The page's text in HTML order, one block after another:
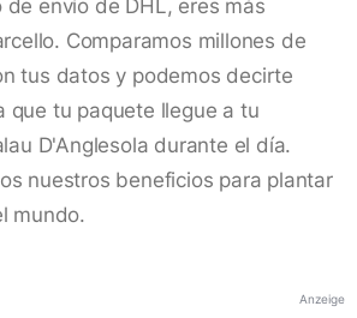
de envío de DHL, eres más
Comparamos millones de
tus datos y podemos decirte
que tu paquete llegue a tu
D'Anglesola durante el día.
nuestros beneficios para plantar
mundo.
Anzeige